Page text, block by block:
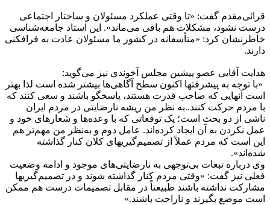
قرائی‌مقدم گفت: «تا وقتی عملکرد مسئولان و ساختار اجتماعی
درست نشود، مشکلات هم باقی می‌ماند». این استاد جامعه‌شناسی
خاطرنشان کرد: «متأسفانه در کشور ما مسئولان عادت به فرافکنی
دارند.
هدایت آقایی عضو پیشین مجلس آخوندی نیز می‌گوید:
«با توجه به پیشرفتها اکنون سطح آگاهی‌ها بیشتر شده است لذا بهتر
است آنهایی که صاحب قدرت هستند‌، پاسخگو باشند و سعی کنند که
با مردم حرکت کنند..به نظر من ریشه نارضایتی در مردم ایران
ناشی از دو بحث است؛ یک توقعاتی که با وعده‌ها و شعارهای خود و
عمل نکردن به آن ایجاد کرده‌اند. عامل دوم و به‌نظر من مهم‌تر هم
این است که مردم عملاً از تصمیم‌گیریهای کلان کنار گذاشته
شده‌اند».
وی درباره تبعات بی‌توجهی به نارضایتی‌های موجود و ادامه وضعیت
فعلی نیز گفت: «وقتی مردم کنار گذاشته شوند و در تصمیم‌گیریها
مشارکت نداشته باشند طبیعتاً در مقابل تصمیمات درست هم ممکن
است موضع بگیرند و ناراحت باشند.»